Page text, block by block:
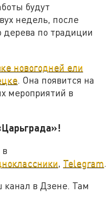
будут
недель, после
дерева по традиции
новогодней ели
. Она появится на
мероприятий в
, Telegram.
в Дзене. Там